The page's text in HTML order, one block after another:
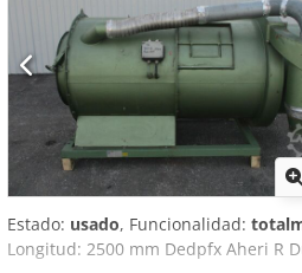
Estado: usado, Funcionalidad:
Longitud: 2500 mm Dedpfx Aheri R